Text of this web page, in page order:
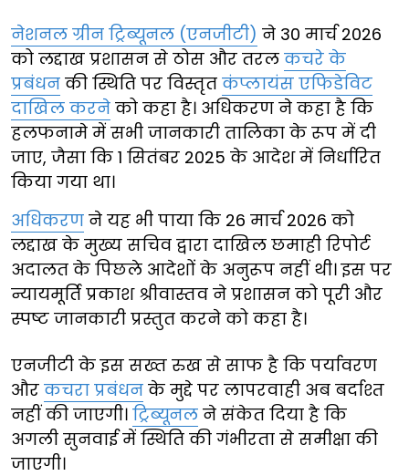
नेशनल ग्रीन ट्रिब्यूनल (एनजीटी) ने 30 मार्च 2026
को लद्दाख प्रशासन से ठोस और तरल कचरे के
प्रबंधन की स्थिति पर विस्तृत कंप्लायंस एफिडेविट
दाखिल करने को कहा है। अधिकरण ने कहा है कि
हलफनामे में सभी जानकारी तालिका के रूप में दी
जाए, जैसा कि 1 सितंबर 2025 के आदेश में निर्धारित
किया गया था।
अधिकरण ने यह भी पाया कि 26 मार्च 2026 को
लद्दाख के मुख्य सचिव द्वारा दाखिल छमाही रिपोर्ट
अदालत के पिछले आदेशों के अनुरूप नहीं थी। इस पर
न्यायमूर्ति प्रकाश श्रीवास्तव ने प्रशासन को पूरी और
स्पष्ट जानकारी प्रस्तुत करने को कहा है।
एनजीटी के इस सख्त रुख से साफ है कि पर्यावरण
और कचरा प्रबंधन के मुद्दे पर लापरवाही अब बर्दाश्त
नहीं की जाएगी। ट्रिब्यूनल ने संकेत दिया है कि
अगली सुनवाई में स्थिति की गंभीरता से समीक्षा की
जाएगी।